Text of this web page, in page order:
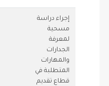
إجراء دراسة
مسحية
لمعرفة
الجدارات
والمهارات
المتطلبة في
قطاع تقديم